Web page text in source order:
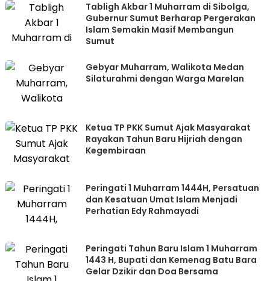
Tabligh Akbar 1 Muharram di Sibolga,
Gubernur Sumut Berharap Pergerakan
Islam Semakin Masif Membangun
Sumut
Gebyar Muharram, Walikota Medan
Silaturahmi dengan Warga Marelan
Ketua TP PKK Sumut Ajak Masyarakat
Rayakan Tahun Baru Hijriah dengan
Kegembiraan
Peringati 1 Muharram 1444H, Persatuan
dan Kesatuan Umat Islam Menjadi
Perhatian Edy Rahmayadi
Peringati Tahun Baru Islam 1 Muharram
1443 H, Bupati dan Kemenag Batu Bara
Gelar Dzikir dan Doa Bersama